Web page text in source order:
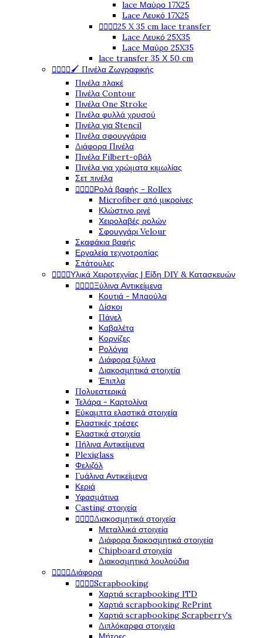
lace Μαύρο 17X25
Lace Λευκό 17X25
25 X 35 cm lace transfer
Lace Λευκό 25X35
Lace Μαύρο 25X35
lace transfer 35 Χ 50 cm
🖌️ Πινέλα Ζωγραφικής
Πινέλα πλακέ
Πινέλα Contour
Πινέλα One Stroke
Πινέλα φυλλά χρυσού
Πινέλα για Stencil
Πινέλα σφουγγάρια
Διάφορα Πινέλα
Πινέλα Filbert-οβάλ
Πινέλα για χρώματα κιμωλίας
Σετ πινέλα
Ρολά βαφής - Rollex
Microfiber από μικροίνες
Κλώστινο ριγέ
Χειρολαβές ρολών
Σφουγγάρι Velour
Σκαφάκια βαφής
Εργαλεία τεχνοτροπίας
Σπάτουλες
Υλικά Χειροτεχνίας | Είδη DIY & Κατασκευών
Ξύλινα Αντικείμενα
Κουτιά - Μπαούλα
Δίσκοι
Πάνελ
Καβαλέτα
Κορνίζες
Ρολόγια
Διάφορα ξύλινα
Διακοσμητικά στοιχεία
Έπιπλα
Πολυεστερικά
Τελάρα - Καρτολίνα
Εύκαμπτα ελαστικά στοιχεία
Ελαστικές τρέσες
Ελαστικά στοιχεία
Πήλινα Αντικείμενα
Plexiglass
Φελιζόλ
Γυάλινα Αντικείμενα
Κεριά
Υφασμάτινα
Casting στοιχεία
Διακοσμητικά στοιχεία
Μεταλλικά στοιχεία
Διάφορα διακοσμητικά στοιχεία
Chipboard στοιχεία
Διακοσμητικά λουλούδια
Διάφορα
Scrapbooking
Χαρτιά scrapbooking ITD
Χαρτιά scrapbooking RePrint
Χαρτιά scrapbooking Scrapberry's
Διπλόκαρφα στοιχεία